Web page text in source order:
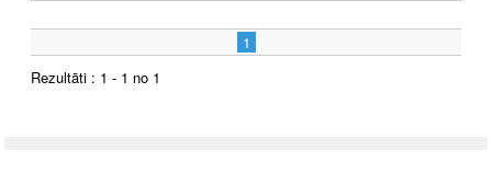
1
Rezultāti : 1 - 1 no 1